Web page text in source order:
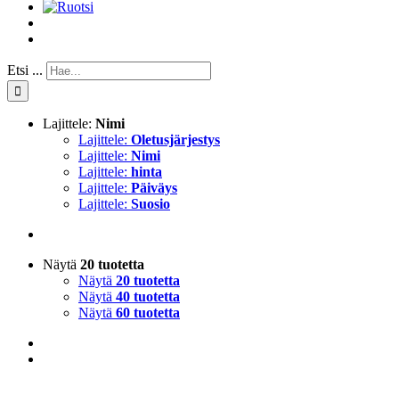
Etsi ...
Lajittele: Nimi
Lajittele: Oletusjärjestys
Lajittele: Nimi
Lajittele: hinta
Lajittele: Päiväys
Lajittele: Suosio
Näytä 20 tuotetta
Näytä 20 tuotetta
Näytä 40 tuotetta
Näytä 60 tuotetta